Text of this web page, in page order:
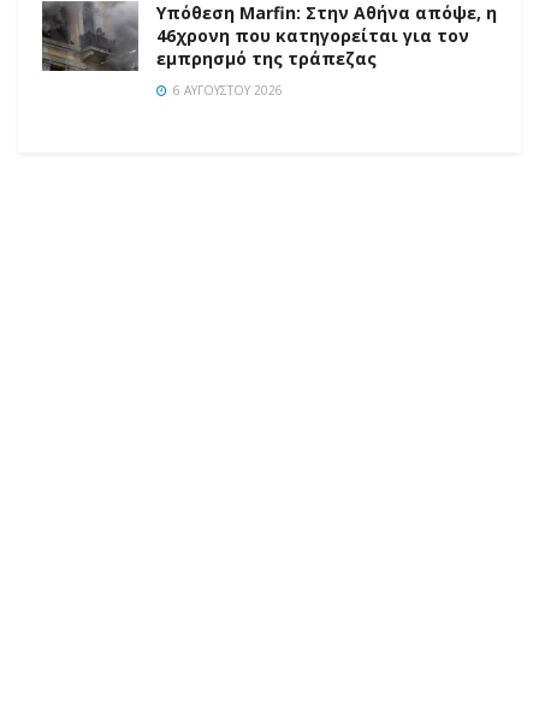
Υπόθεση Marfin: Στην Αθήνα απόψε, η
46χρονη που κατηγορείται για τον
εμπρησμό της τράπεζας
6 ΑΥΓΟΎΣΤΟΥ 2026